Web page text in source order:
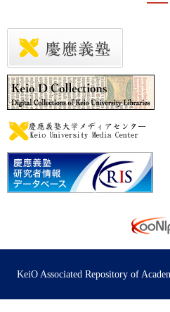
KeiO Associated Repository of